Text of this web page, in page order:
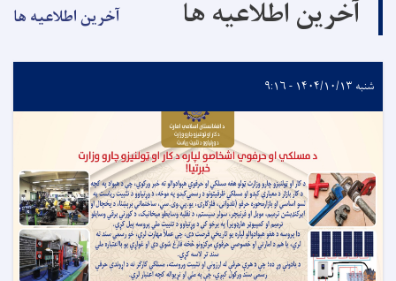
آخرین اطلاعیه ها آخرین اطلاعیه ها
شنبه ۱۴۰۴/۱۰/۱۳ - ۹:۱۶